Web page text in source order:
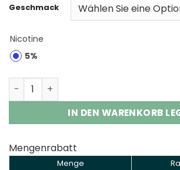
Geschmack
Nicotine
5%
WAKA Blast 45000 | 45K Puffs
IN DEN WARENKORB
Mengenrabatt
Menge